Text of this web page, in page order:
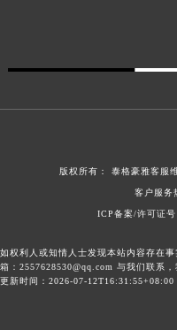
版权所有： 泰格豪雅客服
客户服务
ICP备案/许可证
如权利人或知情人士发现本站内容存在
箱：2557628530@qq.com 与我们联系
更新时间：2026-07-12T16:31:55+08:00